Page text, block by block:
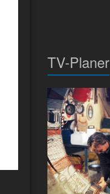
TV-Planer